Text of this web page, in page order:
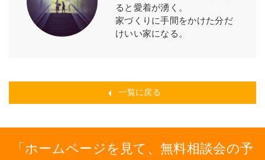
ると愛着が湧く。
家づくりに手間をかけた分だ
けいい家になる。
一覧に戻る
ホームページを見て、無料相談会の予